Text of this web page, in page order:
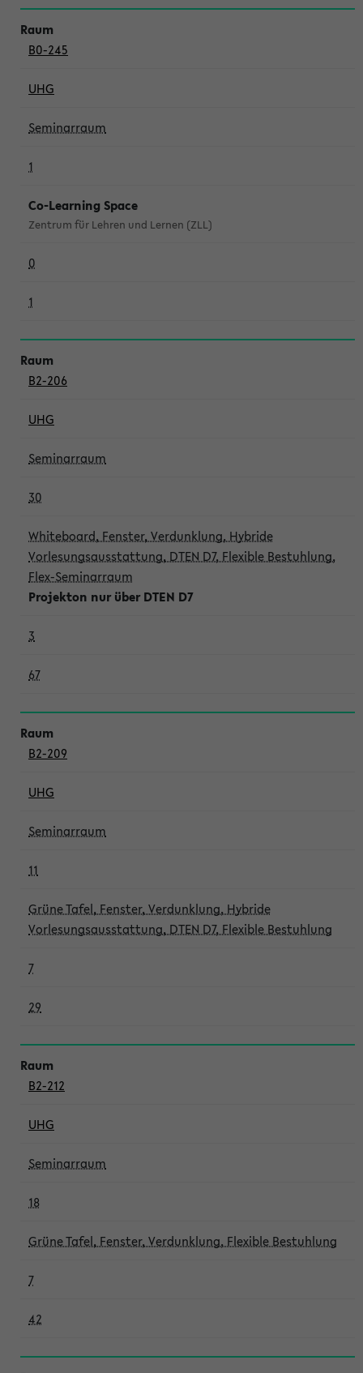
B0-245
UHG
Seminarraum
1
Co-Learning Space
Zentrum für Lehren und Lernen (ZLL)
0
1
B2-206
UHG
Seminarraum
30
Whiteboard, Fenster, Verdunklung, Hybride
Vorlesungsausstattung, DTEN D7, Flexible Bestuhlung,
Flex-Seminarraum
Projekton nur über DTEN D7
3
67
B2-209
UHG
Seminarraum
11
Grüne Tafel, Fenster, Verdunklung, Hybride
Vorlesungsausstattung, DTEN D7, Flexible Bestuhlung
7
29
B2-212
UHG
Seminarraum
18
Grüne Tafel, Fenster, Verdunklung, Flexible Bestuhlung
7
42